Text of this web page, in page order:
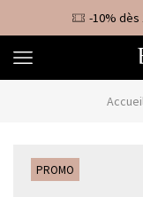
-10% dès
PROMO